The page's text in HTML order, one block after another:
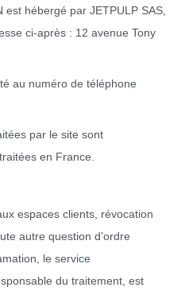
est hébergé par JETPULP SAS,
ci-après : 12 avenue Tony
au numéro de téléphone
par le site sont
en France.
espaces clients, révocation
autre question d’ordre
le service
du traitement, est